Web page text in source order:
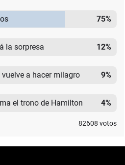
75%
la sorpresa 12%
vuelve a hacer milagro 9%
el trono de Hamilton 4%
82608 votos